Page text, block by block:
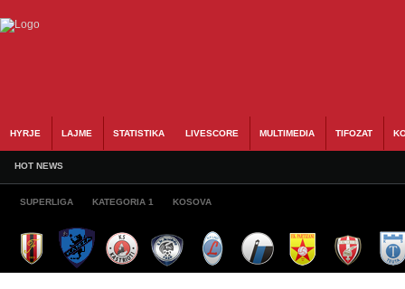
HYRJE LAJME STATISTIKA LIVESCORE MULTIMEDIA TIFOZAT
HOT NEWS
SUPERLIGA KATEGORIA 1 KOSOVA